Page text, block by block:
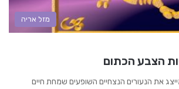
מזל אריה
הצבע הכתום
את הנעורים הנצחיים השופעים שמחת חיים